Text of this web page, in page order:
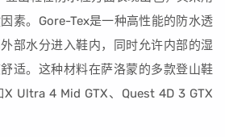
素。Gore-Tex是一种高性能的防水透
部水分进入鞋内，同时允许内部的湿
适。这种材料在萨洛蒙的多款登山鞋
Ultra 4 Mid GTX、Quest 4D 3 GTX